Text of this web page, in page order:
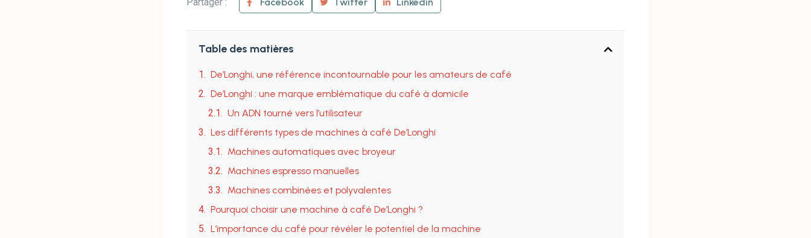
Table des matières
De’Longhi, une référence incontournable pour les amateurs de café
De’Longhi : une marque emblématique du café à domicile
Un ADN tourné vers l’utilisateur
Les différents types de machines à café De’Longhi
Machines automatiques avec broyeur
Machines espresso manuelles
Machines combinées et polyvalentes
Pourquoi choisir une machine à café De’Longhi ?
L’importance du café pour révéler le potentiel de la machine